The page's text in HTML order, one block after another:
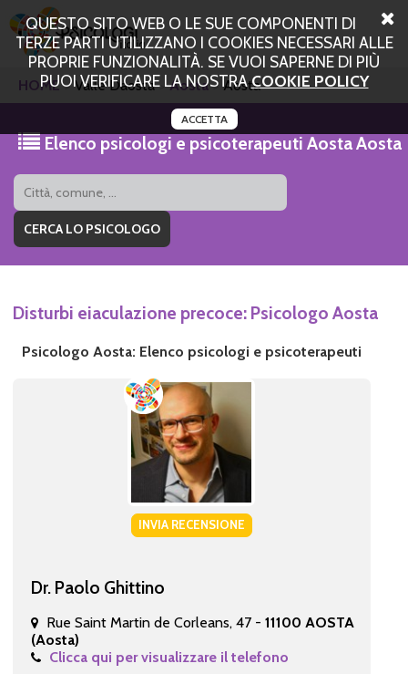
QUESTO SITO WEB O LE SUE COMPONENTI DI
TERZE PARTI UTILIZZANO I COOKIES NECESSARI ALLE
PROPRIE FUNZIONALITÀ. SE VUOI SAPERNE DI PIÙ
PUOI VERIFICARE LA NOSTRACOOKIE POLICY
ACCETTA
HOME Valle Daosta Aosta Aosta
Elenco psicologi e psicoterapeuti Aosta Aosta
Disturbi eiaculazione precoce: Psicologo Aosta
Psicologo Aosta: Elenco psicologi e psicoterapeuti
INVIA RECENSIONE
Dr. Paolo Ghittino
Rue Saint Martin de Corleans, 47 - 11100 AOSTA
(Aosta)
Clicca qui per visualizzare il telefono